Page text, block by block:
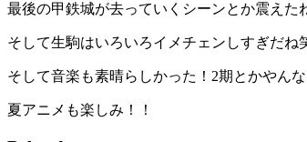
最後の甲鉄城が去っていくシーンとか震えた
そして生駒はいろいろイメチェンしすぎだね
そして音楽も素晴らしかった！2期とかやんな
夏アニメも楽しみ！！